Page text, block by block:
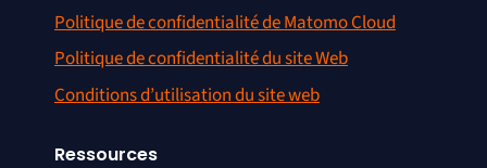
Politique de confidentialité de Matomo Cloud
Politique de confidentialité du site Web
Conditions d’utilisation du site web
Ressources